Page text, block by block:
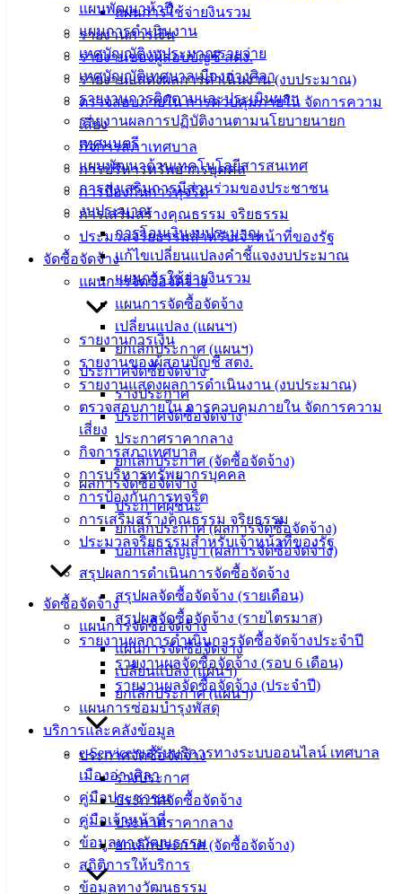
แผนการใช้จ่ายงินรวม
รายงานการเงิน
รายงานของผู้สอบบัญชี สตง.
รายงานแสดงผลการดำเนินงาน (งบประมาณ)
ตรวจสอบภายใน การควบคุมภายใน จัดการความ
เสี่ยง
กิจการสภาเทศบาล
การบริหารทรัพยากรบุคคล
การป้องกันการทุจริต
การเสริมสร้างคุณธรรม จริยธรรม
ประมวลจริยธรรมสำหรับเจ้าหน้าที่ของรัฐ
จัดซื้อจัดจ้าง
แผนการจัดซื้อจัดจ้าง
แผนการจัดซื้อจัดจ้าง
เปลี่ยนแปลง (แผนฯ)
ยกเลิกประกาศ (แผนฯ)
ประกาศจัดซื้อจัดจ้าง
ร่างประกาศ
ประกาศจัดซื้อจัดจ้าง
ประกาศราคากลาง
ยกเลิกประกาศ (จัดซื้อจัดจ้าง)
ผลการจัดซื้อจัดจ้าง
ประกาศผู้ชนะ
ยกเลิกประกาศ (ผลการจัดซื้อจัดจ้าง)
บอกเลิกสัญญา (ผลการจัดซื้อจัดจ้าง)
สรุปผลการดำเนินการจัดซื้อจัดจ้าง
สรุปผลจัดซื้อจัดจ้าง (รายเดือน)
สรุปผลจัดซื้อจัดจ้าง (รายไตรมาส)
รายงานผลการดำเนินการจัดซื้อจัดจ้างประจำปี
รายงานผลจัดซื้อจัดจ้าง (รอบ 6 เดือน)
รายงานผลจัดซื้อจัดจ้าง (ประจำปี)
แผนการซ่อมบำรุงพัสดุ
บริการและคลังข้อมูล
e-Service ขอรับบริการทางระบบออนไลน์ เทศบาล
เมืองอ่างศิลา
คู่มือประชาชน
คู่มือเจ้าหน้าที่
ข้อมูลทางวัฒนธรรม
สถิติการให้บริการ
ข้อมูลทางวัฒนธรรม
แผนพัฒนาห้าปี
แผนการดำเนินงาน
เทศบัญญัติงบประมาณรายจ่าย
เทศบัญญัติเทศบาลเมืองอ่างศิลา
รายงานการติดตามและประเมินผลฯ
รายงานผลการปฏิบัติงานตามนโยบายนายก
เทศมนตรี
แผนพัฒนาด้านเทคโนโลยีสารสนเทศ
การส่งเสริมการมีส่วนร่วมของประชาชน
งบประมาณ
การโอนเงินงบประมาณ
แก้ไขเปลี่ยนแปลงคำชี้แจงงบประมาณ
แผนการใช้จ่ายงินรวม
รายงานการเงิน
รายงานของผู้สอบบัญชี สตง.
รายงานแสดงผลการดำเนินงาน (งบประมาณ)
ตรวจสอบภายใน การควบคุมภายใน จัดการความ
เสี่ยง
กิจการสภาเทศบาล
การบริหารทรัพยากรบุคคล
การป้องกันการทุจริต
การเสริมสร้างคุณธรรม จริยธรรม
ประมวลจริยธรรมสำหรับเจ้าหน้าที่ของรัฐ
จัดซื้อจัดจ้าง
แผนการจัดซื้อจัดจ้าง
แผนการจัดซื้อจัดจ้าง
เปลี่ยนแปลง (แผนฯ)
ยกเลิกประกาศ (แผนฯ)
ประกาศจัดซื้อจัดจ้าง
ร่างประกาศ
ประกาศจัดซื้อจัดจ้าง
ประกาศราคากลาง
ยกเลิกประกาศ (จัดซื้อจัดจ้าง)
142-100-104
บริการ
ประชาชน
ดาวน์โหลด
แบบ
ฟอร์ม,
เอกสาร
คู่มือ
สำหรับ
ประชาชน/
ปฏิบัติ
งาน
ข่าวสาร
น่ารู้
ข้อมูล
ข่าวสาร
อิเล็กทรอนิกส์
องค์
ความรู้
(Knowledge
Management)
สายตรง
นายก
ประวัติ
เทศบาล
ผู้บริหาร
และ
หัวหน้า
ส่วน
ราชการ